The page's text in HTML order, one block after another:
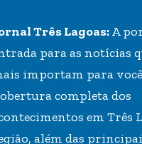
Três Lagoas:A
para as notícias
importam para
completa dos
em Três
além das